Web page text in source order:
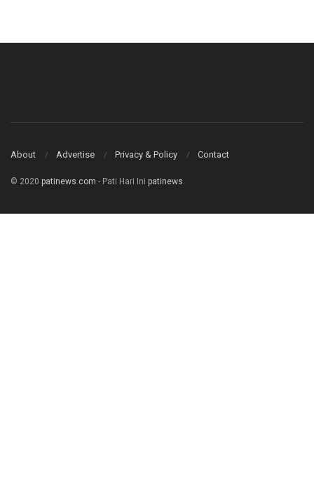
About Advertise Privacy & Policy Contact
© 2020 patinews.com - Pati Hari Ini patinews